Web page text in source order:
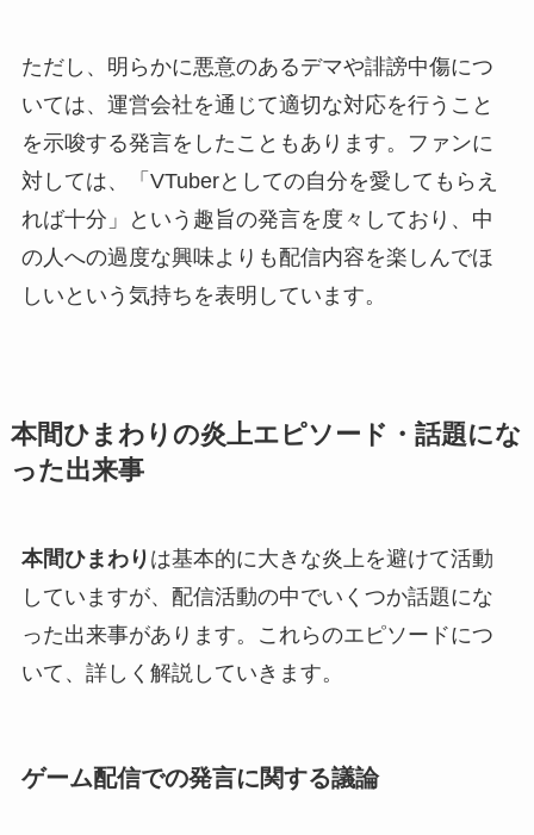
ただし、明らかに悪意のあるデマや誹謗中傷につ
いては、運営会社を通じて適切な対応を行うこと
を示唆する発言をしたこともあります。ファンに
対しては、「VTuberとしての自分を愛してもらえ
れば十分」という趣旨の発言を度々しており、中
の人への過度な興味よりも配信内容を楽しんでほ
しいという気持ちを表明しています。
本間ひまわりの炎上エピソード・話題にな
った出来事
本間ひまわり は基本的に大きな炎上を避けて活動
していますが、配信活動の中でいくつか話題にな
った出来事があります。これらのエピソードにつ
いて、詳しく解説していきます。
ゲーム配信での発言に関する議論